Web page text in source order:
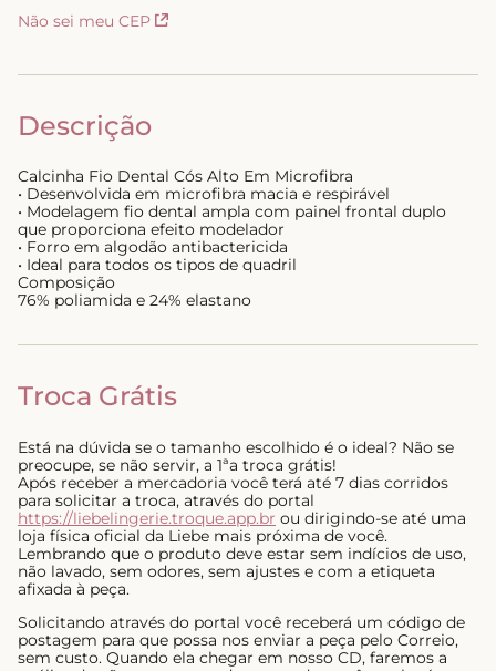
Não sei meu CEP
Descrição
Calcinha Fio Dental Cós Alto Em Microfibra
• Desenvolvida em microfibra macia e respirável
• Modelagem fio dental ampla com painel frontal duplo
que proporciona efeito modelador
• Forro em algodão antibactericida
• Ideal para todos os tipos de quadril
Composição
76% poliamida e 24% elastano
Troca Grátis
Está na dúvida se o tamanho escolhido é o ideal? Não se
preocupe, se não servir, a 1ªa troca grátis!
Após receber a mercadoria você terá até 7 dias corridos
para solicitar a troca, através do portal
https://liebelingerie.troque.app.br ou dirigindo-se até uma
loja física oficial da Liebe mais próxima de você.
Lembrando que o produto deve estar sem indícios de uso,
não lavado, sem odores, sem ajustes e com a etiqueta
afixada à peça.
Solicitando através do portal você receberá um código de
postagem para que possa nos enviar a peça pelo Correio,
sem custo. Quando ela chegar em nosso CD, faremos a